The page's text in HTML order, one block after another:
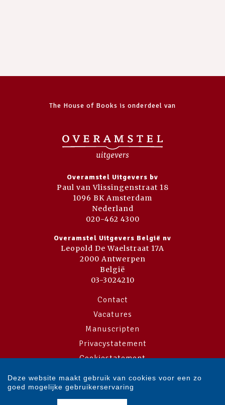
The House of Books is onderdeel van
Overamstel Uitgevers bv
Paul van Vlissingenstraat 18
1096 BK Amsterdam
Nederland
020-462 4300
Overamstel Uitgevers België nv
Leopold De Waelstraat 17A
2000 Antwerpen
België
03-3024210
Contact
Vacatures
Manuscripten
Privacystatement
Cookiestatement
Cookie-instellingen
Deze website maakt gebruik van cookies voor een zo
goed mogelijke gebruikerservaring